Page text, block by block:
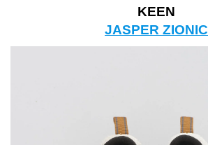
KEEN
JASPER ZIONIC